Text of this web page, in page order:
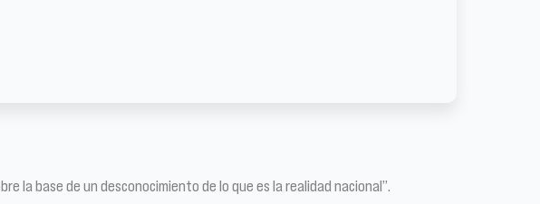
la base de un desconocimiento de lo que es la realidad nacional”.